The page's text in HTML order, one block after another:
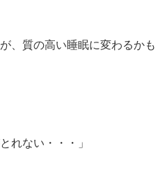
、質の高い睡眠に変わるかも
れない・・・」